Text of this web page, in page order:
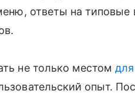
ответы на типовые
не только местом
опыт.